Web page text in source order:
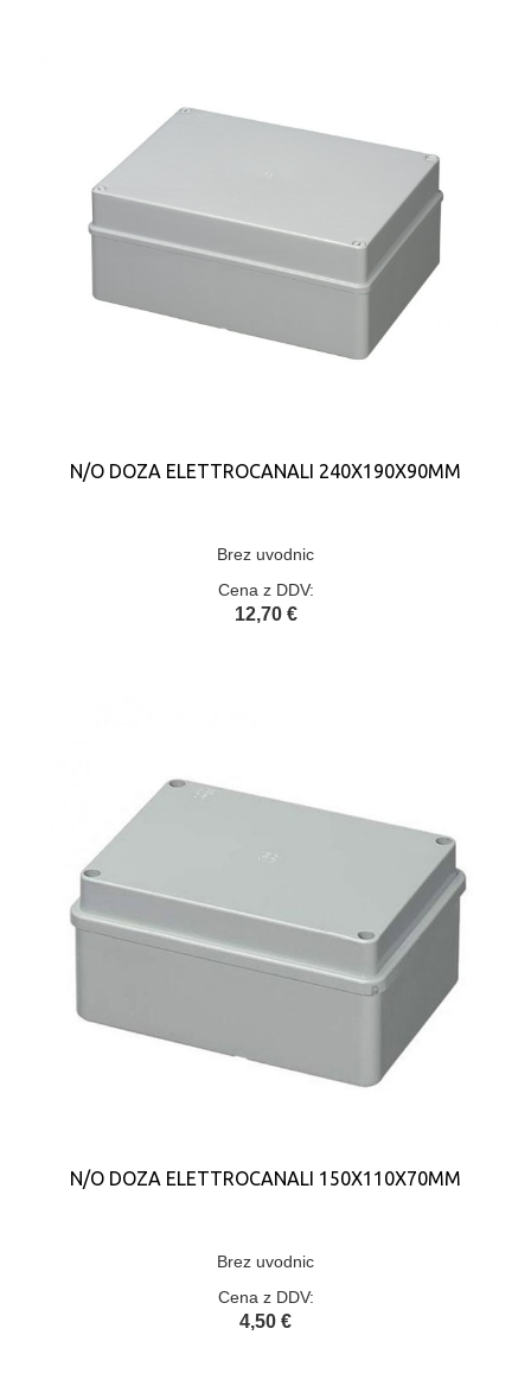
N/O DOZA ELETTROCANALI 240X190X90MM
Brez uvodnic
Cena z DDV:
12,70 €
N/O DOZA ELETTROCANALI 150X110X70MM
Brez uvodnic
Cena z DDV:
4,50 €